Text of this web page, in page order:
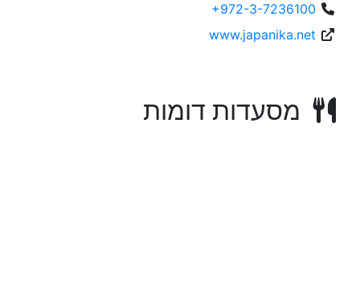
+972-3-7236100
www.japanika.net
מסעדות דומות